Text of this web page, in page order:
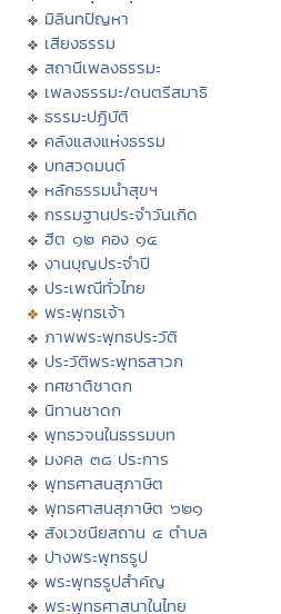
มิลินทปัญหา
เสียงธรรม
สถานีเพลงธรรมะ
เพลงธรรมะ/ดนตรีสมาธิ
ธรรมะปฏิบัติ
คลังแสงแห่งธรรม
บทสวดมนต์
หลักธรรมนำสุขฯ
กรรมฐานประจำวันเกิด
ฮีต ๑๒ คอง ๑๔
งานบุญประจำปี
ประเพณีทั่วไทย
พระพุทธเจ้า
ภาพพระพุทธประวัติ
ประวัติพระพุทธสาวก
ทศชาติชาดก
นิทานชาดก
พุทธวจนในธรรมบท
มงคล ๓๘ ประการ
พุทธศาสนสุภาษิต
พุทธศาสนสุภาษิต ๖๒๑
สังเวชนียสถาน ๔ ตำบล
ปางพระพุทธรูป
พระพุทธรูปสำคัญ
พระพุทธศาสนาในไทย